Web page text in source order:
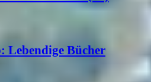
Lebendige Bücher